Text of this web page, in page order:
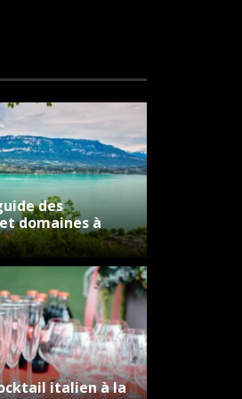
des
domaines à
italien à la